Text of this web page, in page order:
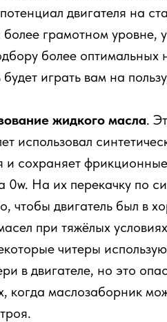
двигателя на
более грамотном
более оптимальных
играть вам на
жидкого масла.
использовал
и сохраняет
0w. На их перекачку по
чтобы двигатель был в
при тяжёлых
читеры
в двигателе, но это
когда маслозаборник